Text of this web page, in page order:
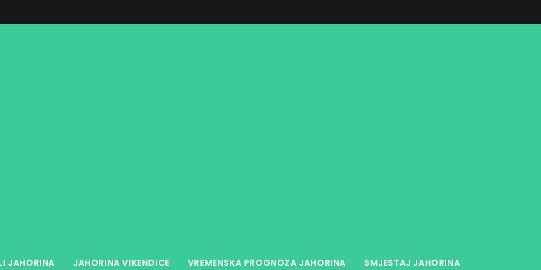
JAHORINA JAHORINA VIKENDICE VREMENSKA PROGNOZA JAHORINA SMJESTAJ JAHORINA